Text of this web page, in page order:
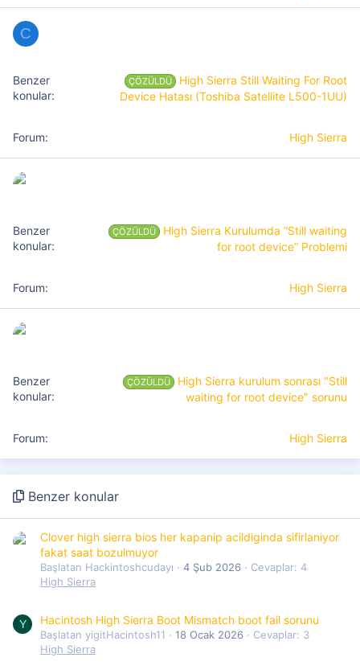
C
ÇÖZÜLDÜ
High Sierra Still Waiting For Root
Device Hatası (Toshiba Satellite L500-1UU)
High Sierra
ÇÖZÜLDÜ
High Sierra Kurulumda “Still waiting
for root device” Problemi
High Sierra
ÇÖZÜLDÜ
High Sierra kurulum sonrası "Still
waiting for root device" sorunu
High Sierra
Benzer konular
Clover high sierra bios her kapanip acildiginda sifirlaniyor
fakat saat bozulmuyor
Başlatan Hackintoshcudayı 4 Şub 2026
Cevaplar: 4
High Sierra
Y Hacintosh High Sierra Boot Mismatch boot fail sorunu
Başlatan yigitHacintosh11 18 Ocak 2026
Cevaplar: 3
High Sierra